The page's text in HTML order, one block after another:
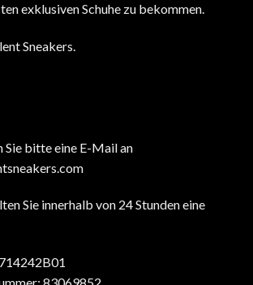
exklusiven Schuhe zu bekommen.
Sneakers.
Sie bitte eine E-Mail an
Sie innerhalb von 24 Stunden eine